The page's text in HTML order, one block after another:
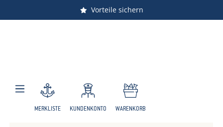
Zum Hauptinhalt springen
Vorteile sichern
Versandkostenfrei ab 150 €
MERKLISTE KUNDENKONTO WARENKORB